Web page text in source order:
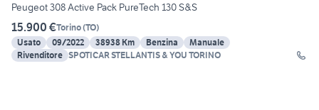
Peugeot 308 Active Pack PureTech 130 S&S
15.900 €Torino(TO)
Usato
09/2022 38938 Km Benzina
Manuale
Rivenditore SPOTICAR STELLANTIS & YOU TORINO